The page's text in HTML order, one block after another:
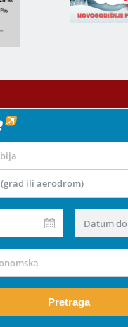
ili aerodrom)
Datum do
Pretraga